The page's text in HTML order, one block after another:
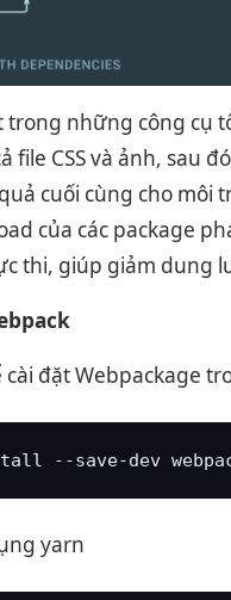
trong những công cụ
file CSS và ảnh, sau
cuối cùng cho
của các package
thi, giúp giảm dung
cài đặt Webpackage
--save-dev
yarn